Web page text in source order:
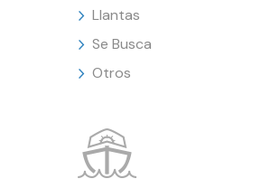
Llantas
Se Busca
Otros